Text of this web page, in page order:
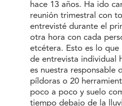
hace 13 años. Ha ido
reunión trimestral con
entrevisté durante el
otra hora con cada
etcétera. Esto es lo
de entrevista individual
es nuestra responsable
píldoras o 20
poco a poco y suelo
tiempo debajo de la